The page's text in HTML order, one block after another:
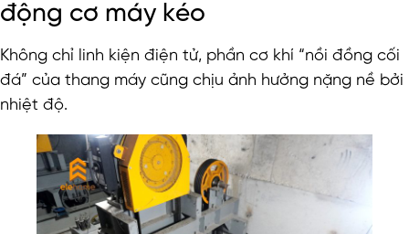
động cơ máy kéo
Không chỉ linh kiện điện tử, phần cơ khí “nồi đồng cối
đá” của thang máy cũng chịu ảnh hưởng nặng nề bởi
nhiệt độ.